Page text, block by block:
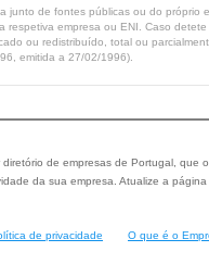
de fontes públicas ou do próprio
empresa ou ENI. Caso
ou redistribuído, total ou
emitida a 27/02/1996).
de empresas de Portugal,
da sua empresa. Atualize a
de privacidade O que é o